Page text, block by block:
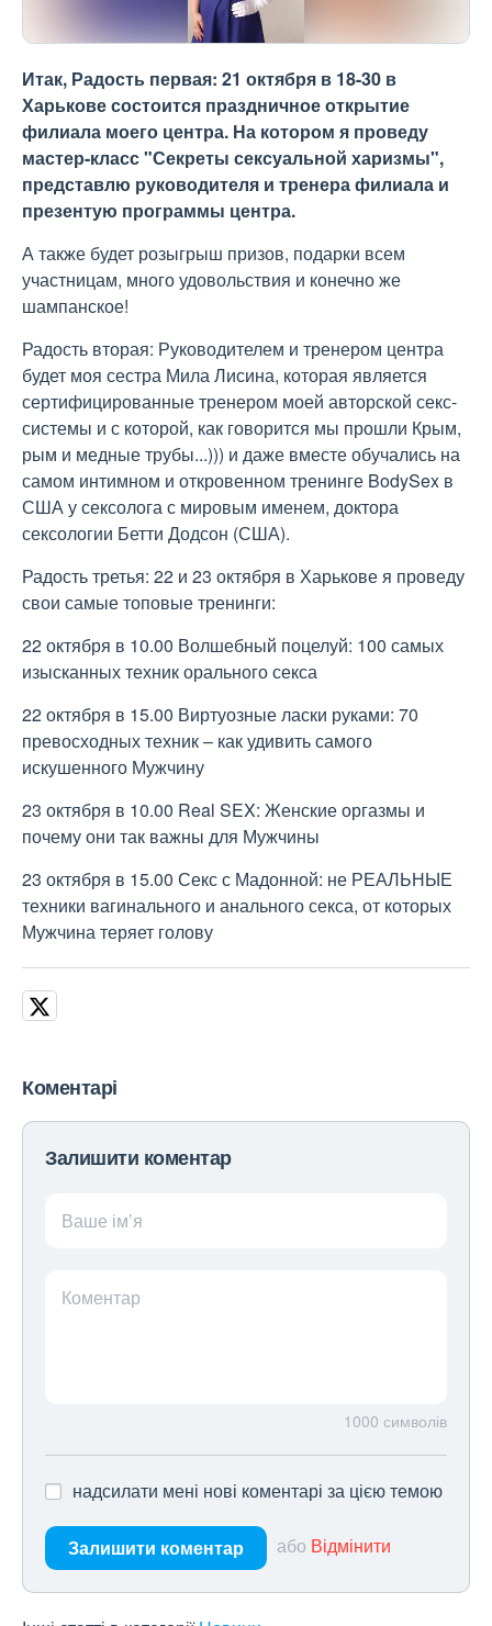
Итак, Радость первая: 21 октября в 18-30 в
Харькове состоится праздничное открытие
филиала моего центра. На котором я проведу
мастер-класс "Секреты сексуальной харизмы",
представлю руководителя и тренера филиала и
презентую программы центра.
А также будет розыгрыш призов, подарки всем
участницам, много удовольствия и конечно же
шампанское!
Радость вторая: Руководителем и тренером центра
будет моя сестра Мила Лисина, которая является
сертифицированные тренером моей авторской секс-
системы и с которой, как говорится мы прошли Крым,
рым и медные трубы...))) и даже вместе обучались на
самом интимном и откровенном тренинге BodySex в
США у сексолога с мировым именем, доктора
сексологии Бетти Додсон (США).
Радость третья: 22 и 23 октября в Харькове я проведу
свои самые топовые тренинги:
22 октября в 10.00 Волшебный поцелуй: 100 самых
изысканных техник орального секса
22 октября в 15.00 Виртуозные ласки руками: 70
превосходных техник – как удивить самого
искушенного Мужчину
23 октября в 10.00 Real SEX: Женские оргазмы и
почему они так важны для Мужчины
23 октября в 15.00 Секс с Мадонной: не РЕАЛЬНЫЕ
техники вагинального и анального секса, от которых
Мужчина теряет голову
Коментарі
Залишити коментар
Ваше ім’я
Коментар
1000 символів
надсилати мені нові коментарі за цією темою
Залишити коментар або Відмінити